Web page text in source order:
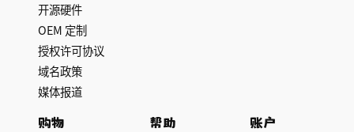
开源硬件
OEM 定制
授权许可协议
域名政策
媒体报道
购物 帮助 账户